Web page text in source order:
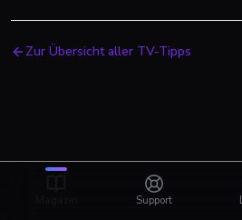
Zur Übersicht aller TV-Tipps
Support